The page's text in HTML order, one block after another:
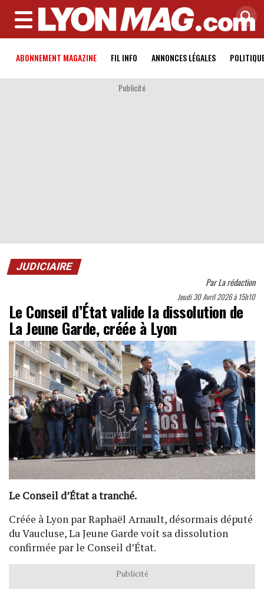
MENU
ABONNEMENT MAGAZINE FIL INFO ANNONCES LÉGALES
Publicité
JUDICIAIRE
ParLa rédaction
Jeudi 30 Avril 2026 à 15h10
Le Conseil d’État valide la dissolution de
La Jeune Garde, créée à Lyon
Le Conseil d’État a tranché.
Créée à Lyon parRaphaël Arnault, désormais député
du Vaucluse, La Jeune Garde voit sa dissolution
confirmée par le Conseil d’État.
Publicité